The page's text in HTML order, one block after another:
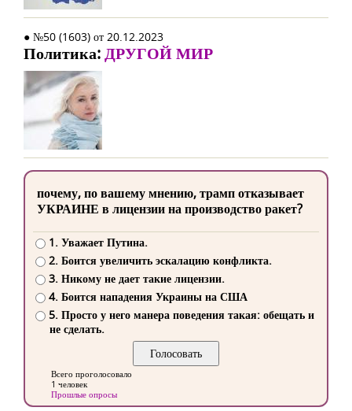
● №50 (1603) от 20.12.2023
Политика:ДРУГОЙ МИР
почему, по вашему мнению, трамп отказывает
УКРАИНЕ в лицензии на производство ракет?
1. Уважает Путина.
2. Боится увеличить эскалацию конфликта.
3. Никому не дает такие лицензии.
4. Боится нападения Украины на США
5. Просто у него манера поведения такая: обещать и
не сделать.
Всего проголосовало
1 человек
Прошлые опросы